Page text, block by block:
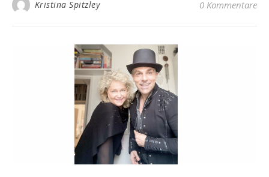
Kristina Spitzley 0 Kommentare